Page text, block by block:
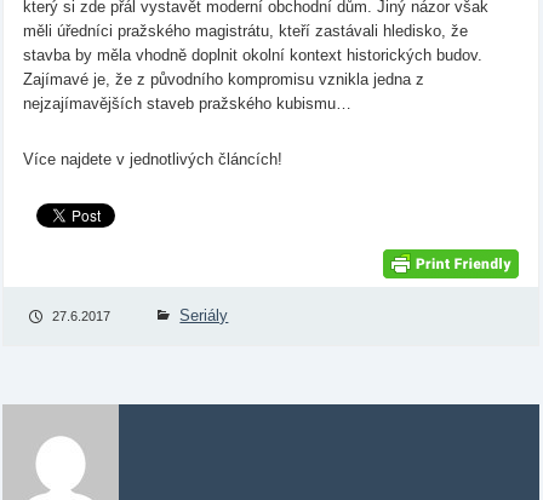
který si zde přál vystavět moderní obchodní dům. Jiný názor však
měli úředníci pražského magistrátu, kteří zastávali hledisko, že
stavba by měla vhodně doplnit okolní kontext historických budov.
Zajímavé je, že z původního kompromisu vznikla jedna z
nejzajímavějších staveb pražského kubismu…
Více najdete v jednotlivých článcích!
27.6.2017 Seriály